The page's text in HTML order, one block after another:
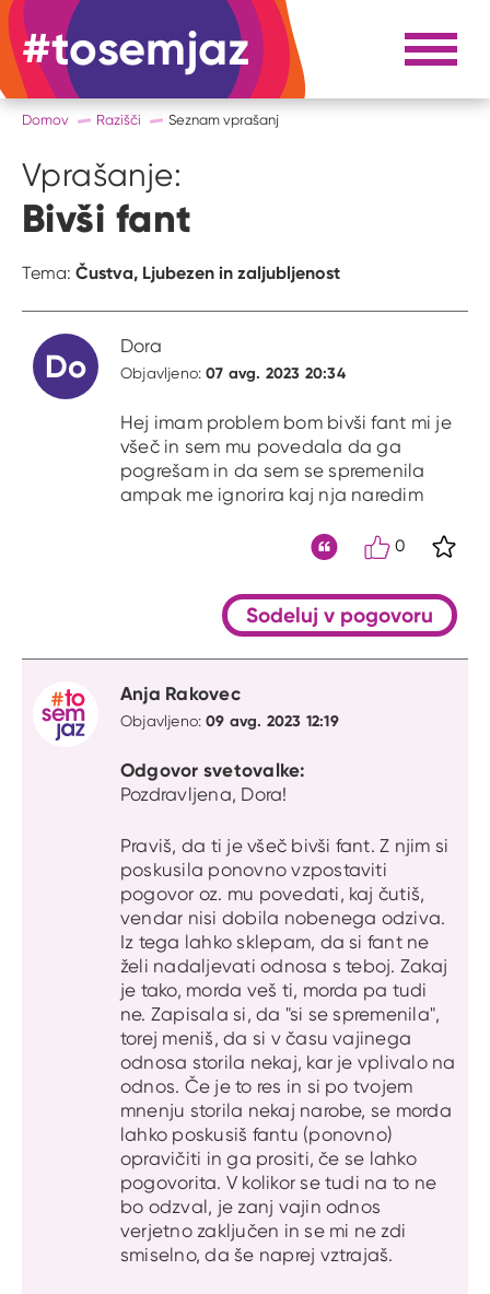
#tosemjaz #to sem jaz Razpri
Domov Razišči Seznam vprašanj
Vprašanje:
Bivši fant
Tema: Čustva, Ljubezen in zaljubljenost
Do
Dora
Objavljeno:07 avg. 2023 20:34
Hej imam problem bom bivši fant mi je
všeč in sem mu povedala da ga
pogrešam in da sem se spremenila
ampak me ignorira kaj nja naredim
0
Sodeluj v pogovoru
Anja Rakovec
Objavljeno:09 avg. 2023 12:19
Odgovor svetovalke:
Pozdravljena, Dora!
Praviš, da ti je všeč bivši fant. Z njim si
poskusila ponovno vzpostaviti
pogovor oz. mu povedati, kaj čutiš,
vendar nisi dobila nobenega odziva.
Iz tega lahko sklepam, da si fant ne
želi nadaljevati odnosa s teboj. Zakaj
je tako, morda veš ti, morda pa tudi
ne. Zapisala si, da "si se spremenila",
torej meniš, da si v času vajinega
odnosa storila nekaj, kar je vplivalo na
odnos. Če je to res in si po tvojem
mnenju storila nekaj narobe, se morda
lahko poskusiš fantu (ponovno)
opravičiti in ga prositi, če se lahko
pogovorita. V kolikor se tudi na to ne
bo odzval, je zanj vajin odnos
verjetno zaključen in se mi ne zdi
smiselno, da še naprej vztrajaš.